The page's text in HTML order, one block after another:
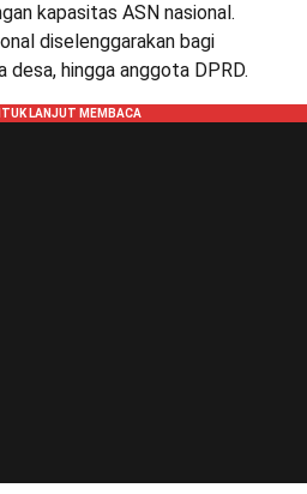
kapasitas ASN nasional.
diselenggarakan bagi
desa, hingga anggota DPRD.